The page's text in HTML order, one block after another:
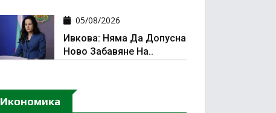
05/08/2026
Ивкова: Няма Да Допусна
Ново Забавяне На..
Икономика